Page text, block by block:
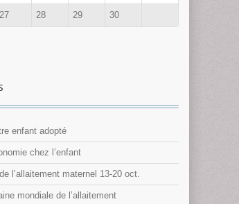
27 28 29 30
enfant adopté
chez l’enfant
l’allaitement maternel 13-20 oct.
mondiale de l’allaitement